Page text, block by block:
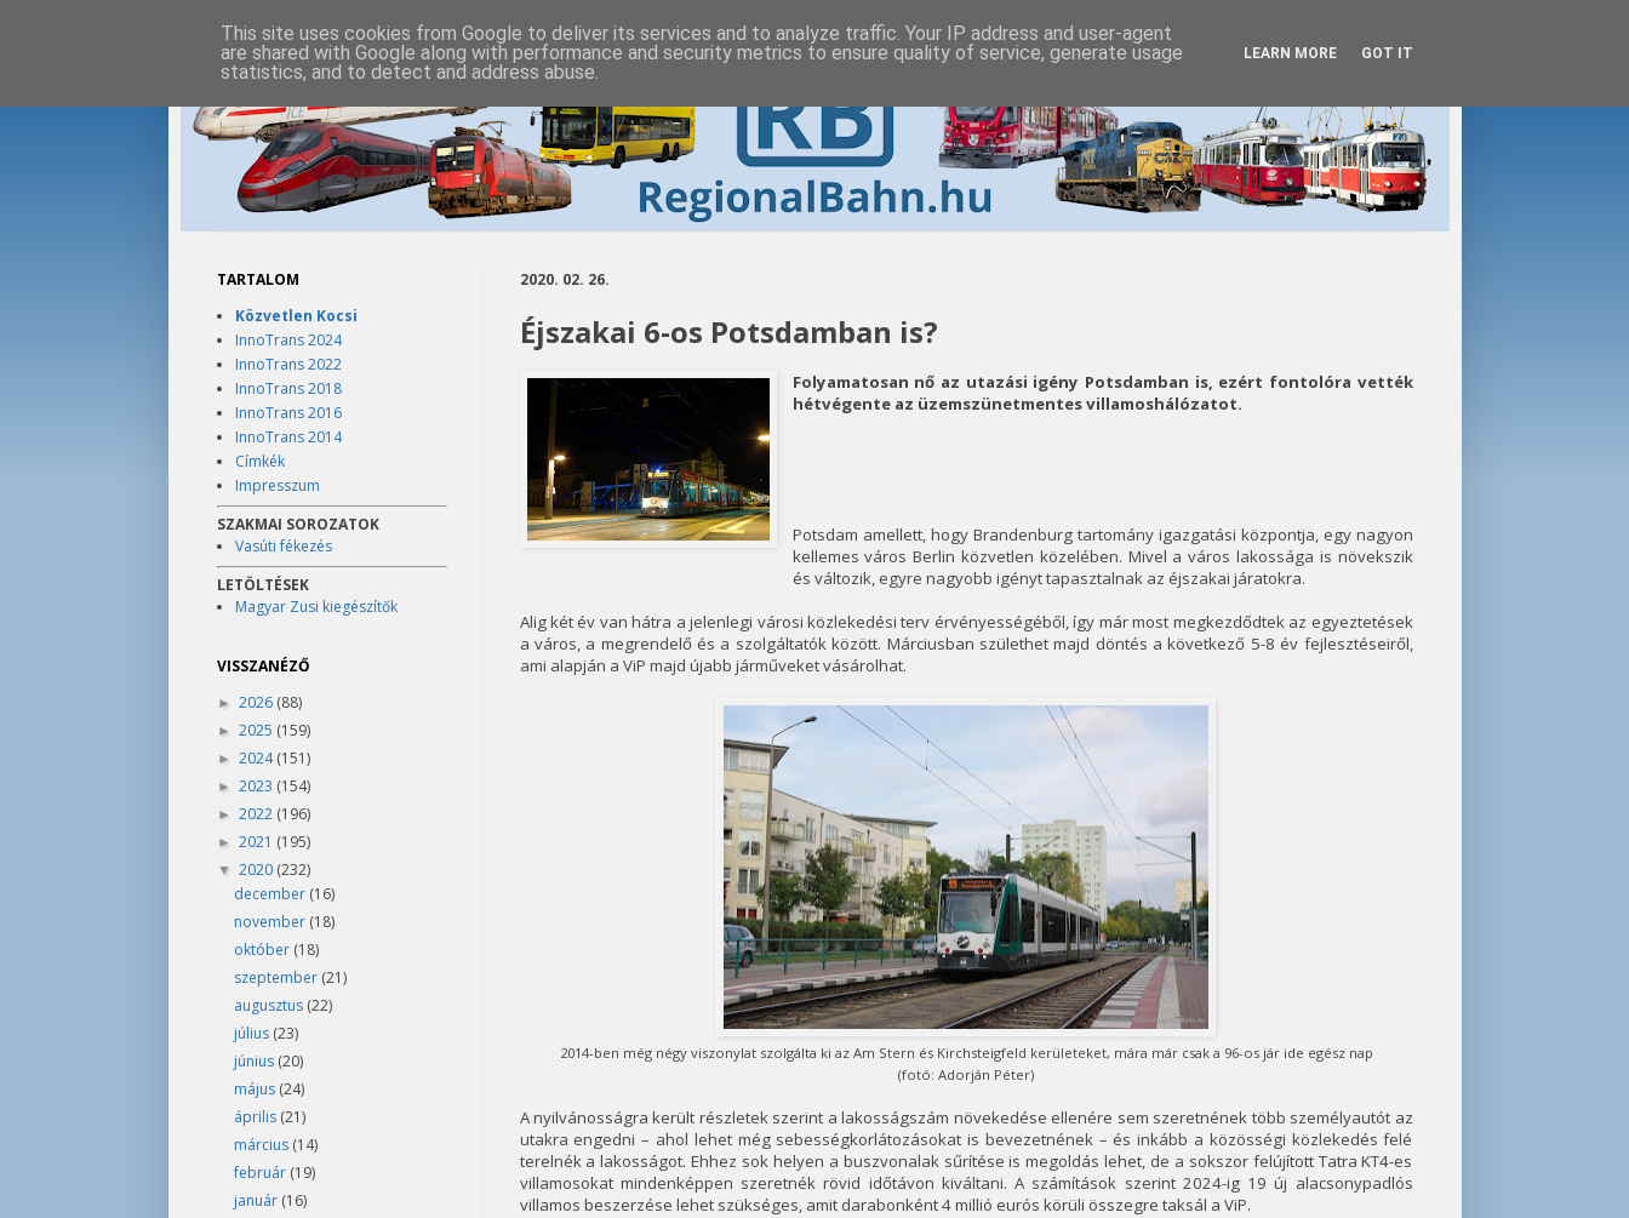
2020. 02. 26.
Éjszakai 6-os Potsdamban is?
Folyamatosan nő az utazási igény Potsdamban is, ezért fontolóra vették
hétvégente az üzemszünetmentes villamoshálózatot.
Potsdam amellett, hogy Brandenburg tartomány igazgatási központja, egy nagyon
kellemes város Berlin közvetlen közelében. Mivel a város lakossága is növekszik
és változik, egyre nagyobb igényt tapasztalnak az éjszakai járatokra.
Alig két év van hátra a jelenlegi városi közlekedési terv érvényességéből, így már most megkezdődtek az egyeztetések
a város, a megrendelő és a szolgáltatók között. Márciusban születhet majd döntés a következő 5-8 év fejlesztéseiről,
ami alapján a ViP majd újabb járműveket vásárolhat.
2014-ben még négy viszonylat szolgálta ki az Am Stern és Kirchsteigfeld kerületeket, mára már csak a 96-os jár ide egész nap
(fotó: Adorján Péter)
A nyilvánosságra került részletek szerint a lakosságszám növekedése ellenére sem szeretnének több személyautót az
utakra engedni – ahol lehet még sebességkorlátozásokat is bevezetnének – és inkább a közösségi közlekedés felé
terelnék a lakosságot. Ehhez sok helyen a buszvonalak sűrítése is megoldás lehet, de a sokszor felújított Tatra KT4-es
villamosokat mindenképpen szeretnék rövid időtávon kiváltani. A számítások szerint 2024-ig 19 új alacsonypadlós
villamos beszerzése lehet szükséges, amit darabonként 4 millió eurós körüli összegre taksál a ViP.
TARTALOM
Közvetlen Kocsi
InnoTrans 2024
InnoTrans 2022
InnoTrans 2018
InnoTrans 2016
InnoTrans 2014
Címkék
Impresszum
SZAKMAI SOROZATOK
Vasúti fékezés
LETÖLTÉSEK
Magyar Zusi kiegészítők
VISSZANÉZŐ
► 2026 (88)
► 2025 (159)
► 2024(151)
► 2023 (154)
► 2022 (196)
► 2021 (195)
▼ 2020 (232)
december (16)
november (18)
október (18)
szeptember (21)
augusztus (22)
július (23)
június (20)
május (24)
április (21)
március (14)
február (19)
január (16)
This site uses cookies from Google to deliver its services and to analyze traffic. Your IP address and user-agent
are shared with Google along with performance and security metrics to ensure quality of service, generate usage
statistics, and to detect and address abuse.
LEARN MORE GOT IT